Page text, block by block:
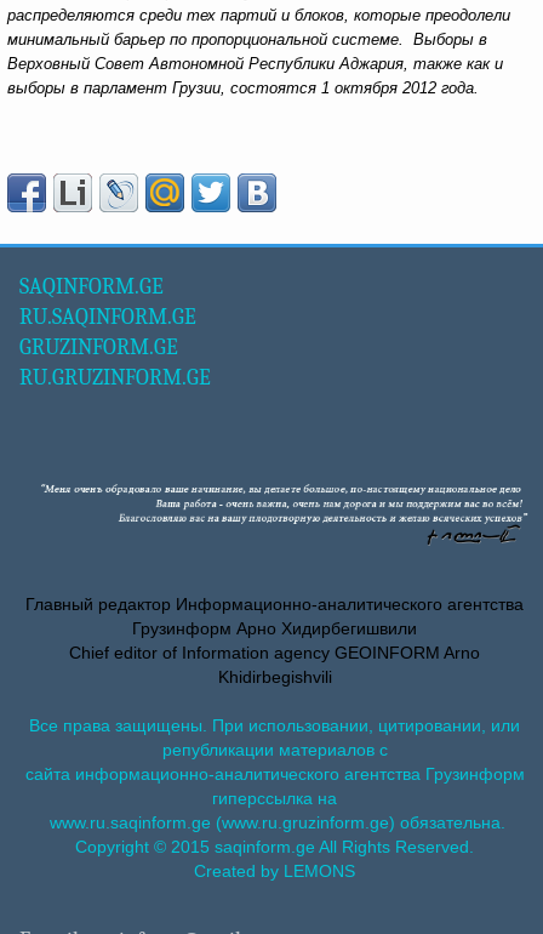
распределяются среди тех партий и блоков, которые преодолели
минимальный барьер по пропорциональной системе. Выборы в
Верховный Совет Автономной Республики Аджария, также как и
выборы в парламент Грузии, состоятся 1 октября 2012 года.
SAQINFORM.GE
RU.SAQINFORM.GE
GRUZINFORM.GE
RU.GRUZINFORM.GE
Главный редактор Информационно-аналитического агентства
Грузинформ Арно Хидирбегишвили
Chief editor of Information agency GEOINFORM Arno
Khidirbegishvili
Все права защищены. При использовании, цитировании, или
републикации материалов с
сайта информационно-аналитического агентства Грузинформ
гиперссылка на
www.ru.saqinform.ge (www.ru.gruzinform.ge) обязательна.
Copyright © 2015 saqinform.ge All Rights Reserved.
Created by LEMONS